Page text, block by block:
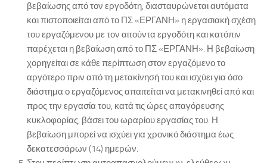
βεβαίωσης από τον εργοδότη, διασταυρώνεται αυτόματα
και πιστοποιείται από το ΠΣ «ΕΡΓΑΝΗ» η εργασιακή σχέση
του εργαζόμενου με τον αιτούντα εργοδότη και κατόπιν
παρέχεται η βεβαίωση από το ΠΣ «ΕΡΓΑΝΗ». Η βεβαίωση
χορηγείται σε κάθε περίπτωση στον εργαζόμενο το
αργότερο πριν από τη μετακίνησή του και ισχύει για όσο
διάστημα ο εργαζόμενος απαιτείται να μετακινηθεί από και
προς την εργασία του, κατά τις ώρες απαγόρευσης
κυκλοφορίας, βάσει του ωραρίου εργασίας του. Η
βεβαίωση μπορεί να ισχύει για χρονικό διάστημα έως
δεκατεσσάρων (14) ημερών.